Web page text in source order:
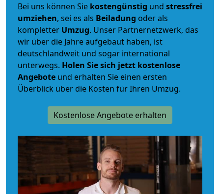
Bei uns können Sie kostengünstig und stressfrei
umziehen, sei es als Beiladung oder als
kompletter Umzug. Unser Partnernetzwerk, das
wir über die Jahre aufgebaut haben, ist
deutschlandweit und sogar international
unterwegs. Holen Sie sich jetzt kostenlose
Angebote und erhalten Sie einen ersten
Überblick über die Kosten für Ihren Umzug.
Kostenlose Angebote erhalten